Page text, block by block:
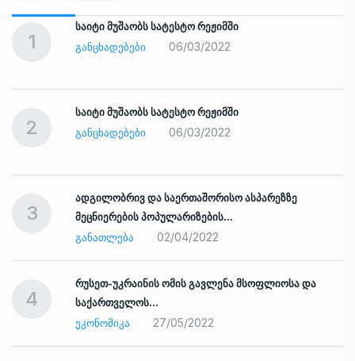
1
საიტი მუშაობს სატესტო რეჟიმში
ᲒᲐᲜᲪᲮᲐᲓᲔᲑᲔᲑᲘ
06/03/2022
2
საიტი მუშაობს სატესტო რეჟიმში
ᲒᲐᲜᲪᲮᲐᲓᲔᲑᲔᲑᲘ
06/03/2022
3
ადგილობრივ და საერთაშორისო ასპარეზზე
მეცნიერების პოპულარიზების…
ᲒᲐᲜᲐᲗᲚᲔᲑᲐ
02/04/2022
4
რუსეთ-უკრაინის ომის გავლენა მსოფლიოსა და
საქართველოს…
ᲔᲙᲝᲜᲝᲛᲘᲙᲐ
27/05/2022